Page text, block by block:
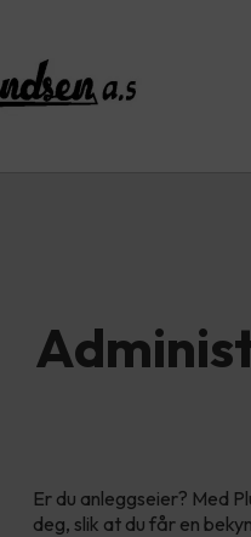
Er du anleggseier? Med
deg, slik at du får en